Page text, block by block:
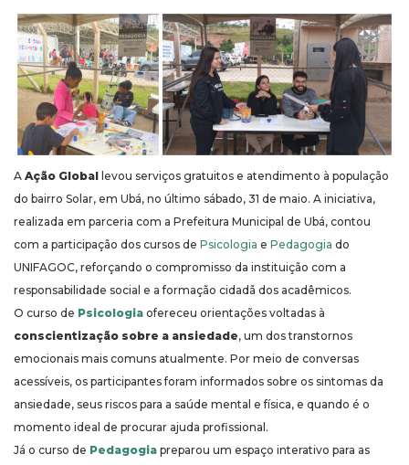
A Ação Global levou serviços gratuitos e atendimento à população
do bairro Solar, em Ubá, no último sábado, 31 de maio. A iniciativa,
realizada em parceria com a Prefeitura Municipal de Ubá, contou
com a participação dos cursos de Psicologia e Pedagogia do
UNIFAGOC, reforçando o compromisso da instituição com a
responsabilidade social e a formação cidadã dos acadêmicos.
O curso de Psicologia ofereceu orientações voltadas à
conscientização sobre a ansiedade, um dos transtornos
emocionais mais comuns atualmente. Por meio de conversas
acessíveis, os participantes foram informados sobre os sintomas da
ansiedade, seus riscos para a saúde mental e física, e quando é o
momento ideal de procurar ajuda profissional.
Já o curso de Pedagogia preparou um espaço interativo para as